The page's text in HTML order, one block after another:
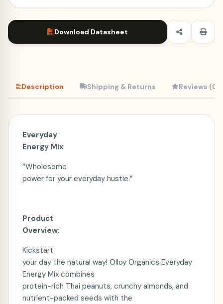
Download Datasheet
Description Shipping & Returns Reviews (0)
Everyday
Energy Mix
“Wholesome
power for your everyday hustle.”
Product
Overview:
Kickstart
your day the natural way! Olloy Organics Everyday
Energy Mix combines
protein-rich Thai peanuts, crunchy almonds, and
nutrient-packed seeds with the